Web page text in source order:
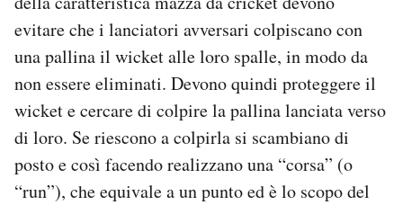
evitare che i lanciatori avversari colpiscano con
una pallina il wicket alle loro spalle, in modo da
non essere eliminati. Devono quindi proteggere il
wicket e cercare di colpire la pallina lanciata verso
di loro. Se riescono a colpirla si scambiano di
posto e così facendo realizzano una “corsa” (o
“run”), che equivale a un punto ed è lo scopo del